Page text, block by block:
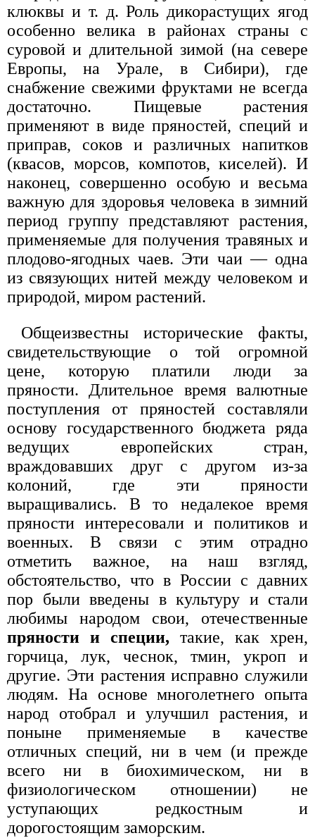
клюквы и т. д. Роль дикорастущих ягод
особенно велика в районах страны с
суровой и длительной зимой (на севере
Европы, на Урале, в Сибири), где
снабжение свежими фруктами не всегда
достаточно. Пищевые растения
применяют в виде пряностей, специй и
приправ, соков и различных напитков
(квасов, морсов, компотов, киселей). И
наконец, совершенно особую и весьма
важную для здоровья человека в зимний
период группу представляют растения,
применяемые для получения травяных и
плодово-ягодных чаев. Эти чаи — одна
из связующих нитей между человеком и
природой, миром растений.
Общеизвестны исторические факты,
свидетельствующие о той огромной
цене, которую платили люди за
пряности. Длительное время валютные
поступления от пряностей составляли
основу государственного бюджета ряда
ведущих европейских стран,
враждовавших друг с другом из-за
колоний, где эти пряности
выращивались. В то недалекое время
пряности интересовали и политиков и
военных. В связи с этим отрадно
отметить важное, на наш взгляд,
обстоятельство, что в России с давних
пор были введены в культуру и стали
любимы народом свои, отечественные
пряности и специи, такие, как хрен,
горчица, лук, чеснок, тмин, укроп и
другие. Эти растения исправно служили
людям. На основе многолетнего опыта
народ отобрал и улучшил растения, и
поныне применяемые в качестве
отличных специй, ни в чем (и прежде
всего ни в биохимическом, ни в
физиологическом отношении) не
уступающих редкостным и
дорогостоящим заморским.